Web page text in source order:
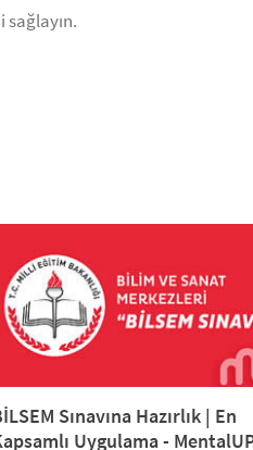
Sınavına Hazırlık | En
Uygulama -